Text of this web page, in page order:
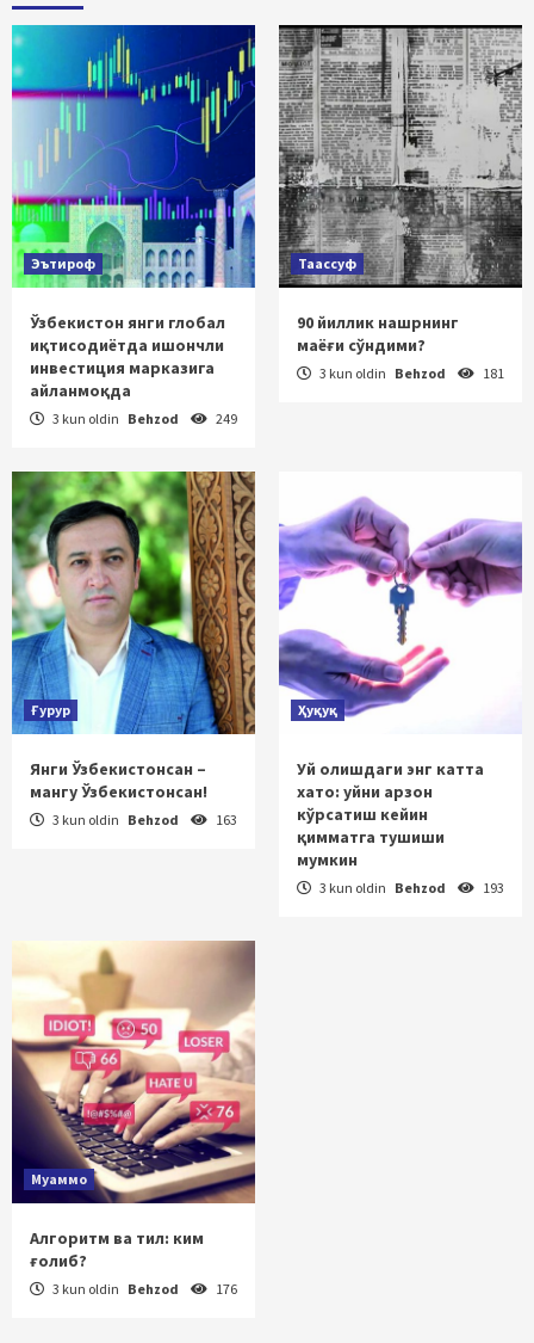
Эътироф
Ўзбекистон янги глобал
иқтисодиётда ишончли
инвестиция марказига
айланмоқда
3 kun oldin Behzod 249
Таассуф
90 йиллик нашрнинг
маёғи сўндими?
3 kun oldin Behzod 181
Ғурур
Янги Ўзбекистонсан –
мангу Ўзбекистонсан!
3 kun oldin Behzod 163
Ҳуқуқ
Уй олишдаги энг катта
хато: уйни арзон
кўрсатиш кейин
қимматга тушиши
мумкин
3 kun oldin Behzod 193
Муаммо
Алгоритм ва тил: ким
ғолиб?
3 kun oldin Behzod 176